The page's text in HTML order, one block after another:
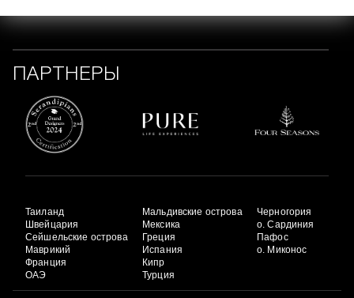
ПАРТНЕРЫ
Таиланд
Швейцария
Сейшельские острова
Маврикий
Франция
ОАЭ
Мальдивские острова
Мексика
Греция
Испания
Кипр
Турция
Черногория
о. Сардиния
Пафос
о. Миконос